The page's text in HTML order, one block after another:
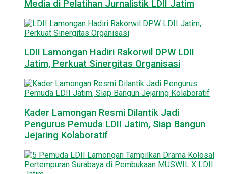
Media di Pelatihan Jurnalistik LDII Jatim
LDII Lamongan Hadiri Rakorwil DPW LDII
Jatim, Perkuat Sinergitas Organisasi
Kader Lamongan Resmi Dilantik Jadi
Pengurus Pemuda LDII Jatim, Siap Bangun
Jejaring Kolaboratif